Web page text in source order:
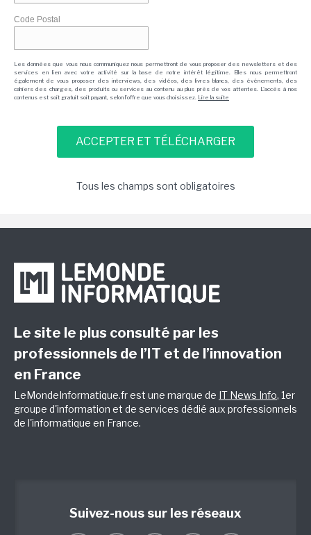
Code Postal
Les données que vous nous communiquez nous permettront de vous proposer des newsletters et des
services en lien avec votre activité sur la base de notre intérêt légitime. Elles nous permettront
également de vous proposer des interviews, des vidéos, des livres blancs, des événements, des
cahiers des charges, des produits ou services au contenu au plus près de vos attentes. L'accès à nos
contenus est soit gratuit soit payant, selon l'offre que vous choisissez. Lire la suite
Tous les champs sont obligatoires
Le site le plus consulté par les
professionnels de l’IT et de l’innovation
en France
LeMondeInformatique.fr est une marque de IT News Info, 1er
groupe d'information et de services dédié aux professionnels
de l'informatique en France.
Suivez-nous sur les réseaux